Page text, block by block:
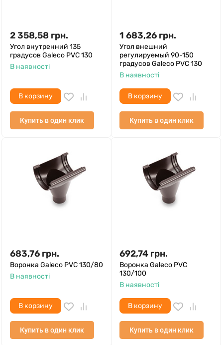
2 358,58 грн.
Угол внутренний 135
градусов Galeco PVC 130
В наявності
В корзину
Купить в один клик
1 683,26 грн.
Угол внешний
регулируемый 90-150
градусов Galeco PVC 130
В наявності
В корзину
Купить в один клик
683,76 грн.
Воронка Galeco PVC 130/80
В наявності
В корзину
Купить в один клик
692,74 грн.
Воронка Galeco PVC
130/100
В наявності
В корзину
Купить в один клик